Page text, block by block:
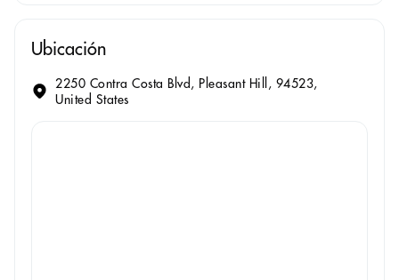
Ubicación
2250 Contra Costa Blvd, Pleasant Hill, 94523,
United States